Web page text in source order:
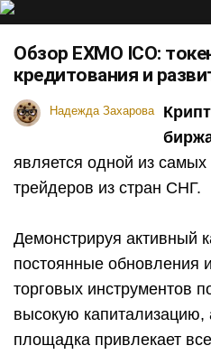
Обзор EXMO ICO:
кредитования и
Надежда Захарова
является одной из
трейдеров из стран СНГ.
Демонстрируя активный
постоянные обновления
торговых инструментов
высокую капитализацию,
площадка привлекает